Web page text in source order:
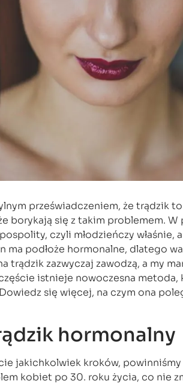
przeświadczeniem, że trądzik
borykają się z takim problemem. W
czyli młodzieńczy właśnie, a
ma podłoże hormonalne, dlatego
trądzik zazwyczaj zawodzą, a my
istnieje nowoczesna metoda,
się więcej, na czym ona
hormonalny
jakichkolwiek kroków,
kobiet po 30. roku życia, co nie